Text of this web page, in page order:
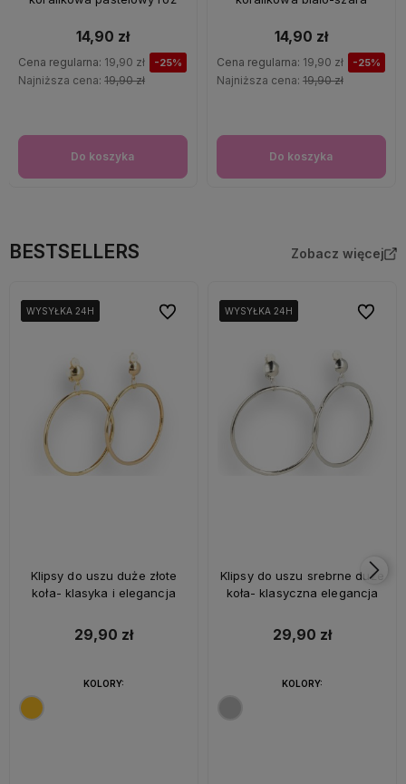
14,90 zł
Cena regularna: 19,90 zł -25%
Najniższa cena:19,90 zł
Do koszyka
14,90 zł
Cena regularna: 19,90 zł -25%
Najniższa cena: 19,90 zł
Do koszyka
BESTSELLERS Zobacz więcej
WYSYŁKA 24H
WYSYŁKA 24H
WYSYŁKA 24H
Klipsy do uszu duże złote
koła- klasyka i elegancja
29,90 zł
KOLORY:
Do ulubionychWYSYŁKA 24H
WYSYŁKA 24H
WYSYŁKA 24H
Klipsy do uszu srebrne duże
koła- klasyczna elegancja
29,90 zł
KOLORY:
Do